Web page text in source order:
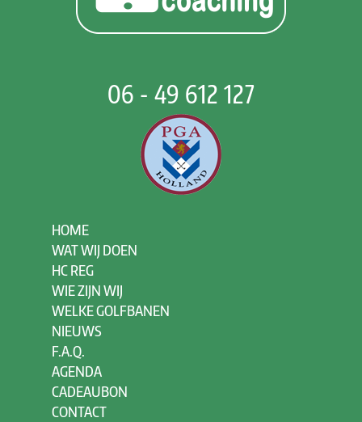
06 - 49 612 127
HOME
WAT WIJ DOEN
HC REG
WIE ZIJN WIJ
WELKE GOLFBANEN
NIEUWS
F.A.Q.
AGENDA
CADEAUBON
CONTACT